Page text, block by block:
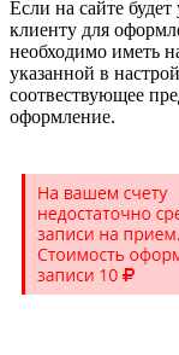
Если на сайте
клиенту для
необходимо иметь
указанной в
соотвествующее
оформление.